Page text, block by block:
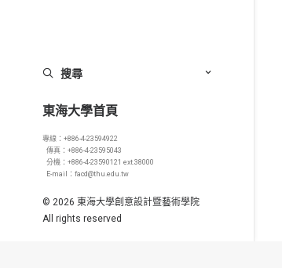
搜尋
東海大學首頁
專線：+886-4-23594922
傳真：+886-4-23595043
分機：+886-4-23590121 ext.38000
E-mail：facd@thu.edu.tw
© 2026 東海大學創意設計暨藝術學院
All rights reserved